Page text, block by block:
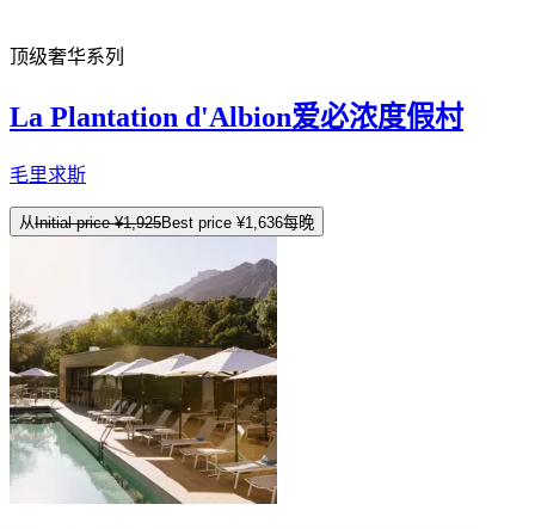
顶级奢华系列
La Plantation d'Albion爱必浓度假村
毛里求斯
从Initial price ¥1,925Best price ¥1,636每晚